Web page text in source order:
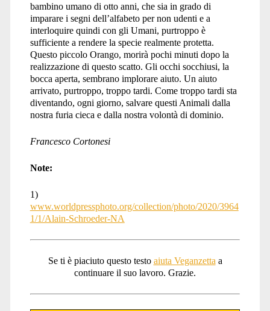
bambino umano di otto anni, che sia in grado di
imparare i segni dell’alfabeto per non udenti e a
interloquire quindi con gli Umani, purtroppo è
sufficiente a rendere la specie realmente protetta.
Questo piccolo Orango, morirà pochi minuti dopo la
realizzazione di questo scatto. Gli occhi socchiusi, la
bocca aperta, sembrano implorare aiuto. Un aiuto
arrivato, purtroppo, troppo tardi. Come troppo tardi sta
diventando, ogni giorno, salvare questi Animali dalla
nostra furia cieca e dalla nostra volontà di dominio.
Francesco Cortonesi
Note:
1)
www.worldpressphoto.org/collection/photo/2020/3964
1/1/Alain-Schroeder-NA
Se ti è piaciuto questo testo aiuta Veganzetta a
continuare il suo lavoro. Grazie.